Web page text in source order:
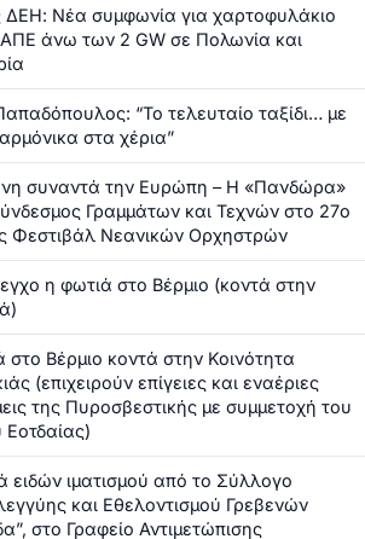
ΔΕΗ: Νέα συμφωνία για χαρτοφυλάκιο
άνω των 2 GW σε Πολωνία και
“Το τελευταίο ταξίδι… με
στα χέρια”
συναντά την Ευρώπη – Η «Πανδώρα»
Γραμμάτων και Τεχνών στο 27ο
Φεστιβάλ Νεανικών Ορχηστρών
η φωτιά στο Βέρμιο (κοντά στην
στο Βέρμιο κοντά στην Κοινότητα
(επιχειρούν επίγειες και εναέριες
της Πυροσβεστικής με συμμετοχή του
Εοτδαίας)
ειδών ιματισμού από το Σύλλογο
και Εθελοντισμού Γρεβενών
στο Γραφείο Αντιμετώπισης